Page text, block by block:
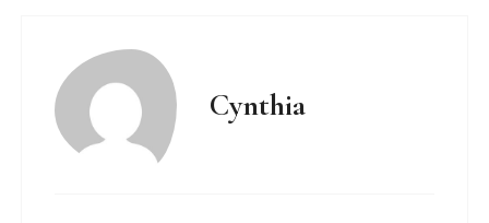
Cynthia